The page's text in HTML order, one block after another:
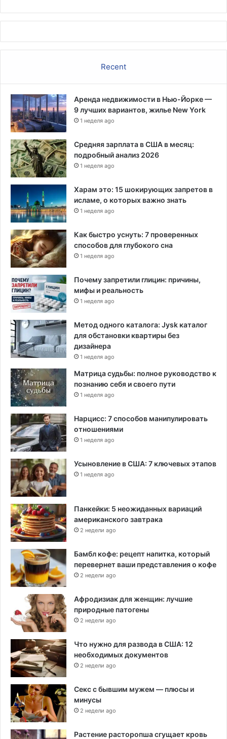
у
д
и
я
м
и
б
е
з
н
о
в
о
й
с
т
р
а
е
и
и
Recent
Аренда недвижимости в Нью-Йорке —
9 лучших вариантов, жилье New York
1 неделя ago
Средняя зарплата в США в месяц:
подробный анализ 2026
1 неделя ago
Харам это: 15 шокирующих запретов в
исламе, о которых важно знать
1 неделя ago
Как быстро уснуть: 7 проверенных
способов для глубокого сна
1 неделя ago
Почему запретили глицин: причины,
мифы и реальность
1 неделя ago
Метод одного каталога: Jysk каталог
для обстановки квартиры без
дизайнера
1 неделя ago
Матрица судьбы: полное руководство к
познанию себя и своего пути
1 неделя ago
Нарцисс: 7 способов манипулировать
отношениями
1 неделя ago
Усыновление в США: 7 ключевых этапов
1 неделя ago
Панкейки: 5 неожиданных вариаций
американского завтрака
2 недели ago
Бамбл кофе: рецепт напитка, который
перевернет ваши представления о кофе
2 недели ago
Афродизиак для женщин: лучшие
природные патогены
2 недели ago
Что нужно для развода в США: 12
необходимых документов
2 недели ago
Секс с бывшим мужем — плюсы и
минусы
2 недели ago
Растение расторопша сгущает кровь